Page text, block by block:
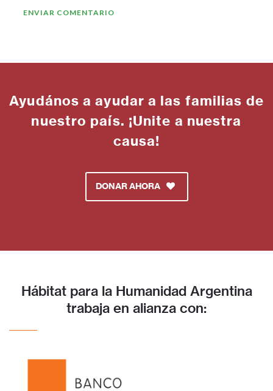
Ayudános a ayudar a las familias de
nuestro país. ¡Unite a nuestra
causa!
DONAR AHORA
Hábitat para la Humanidad Argentina
trabaja en alianza con: